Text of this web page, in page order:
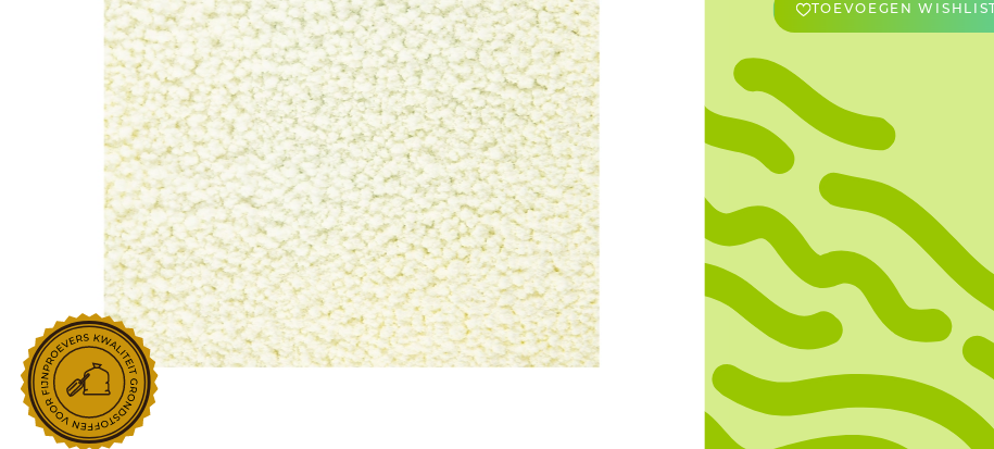
Afgeleide vanille producten
Retailproducten
Vanillestokjes
PARIANI
Noten Gekonfijt
OVERIGE
Caraman
Le Bichon
M&A Macaron
Ranson
Sabaton
Sevarome
Overige Merken
TOEVOEGEN WISHLIST